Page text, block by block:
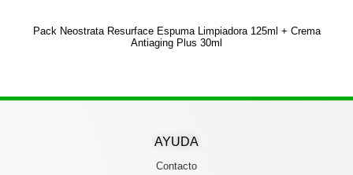
Pack Neostrata Resurface Espuma Limpiadora 125ml + Crema
Antiaging Plus 30ml
AYUDA
Contacto